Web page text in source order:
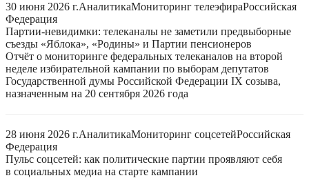
30 июня 2026 г.АналитикаМониторинг телеэфираРоссийская
Федерация
Партии-невидимки: телеканалы не заметили предвыборные
съезды «Яблока», «Родины» и Партии пенсионеров
Отчёт о мониторинге федеральных телеканалов на второй
неделе избирательной кампании по выборам депутатов
Государственной думы Российской Федерации IX созыва,
назначенным на 20 сентября 2026 года
28 июня 2026 г.АналитикаМониторинг соцсетейРоссийская
Федерация
Пульс соцсетей: как политические партии проявляют себя
в социальных медиа на старте кампании